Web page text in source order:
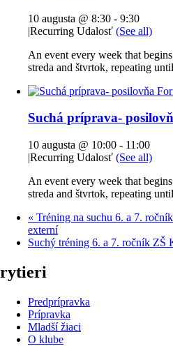
10 augusta @ 8:30 - 9:30
|Recurring Udalosť (See all)
An event every week that
streda and štvrtok, repeating
Suchá príprava-
10 augusta @ 10:00 - 11:00
|Recurring Udalosť (See all)
An event every week that
streda and štvrtok, repeating
« Tréning na suchu 6. a 7.
externí
Suchý tréning 6. a 7. ročník ZŠ
rytieri
Predprípravka
Prípravka
Mladší žiaci
O klube